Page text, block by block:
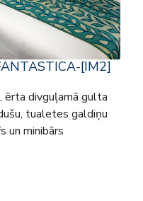
[IM2]
divguļamā gulta
tualetes galdiņu
un minibārs